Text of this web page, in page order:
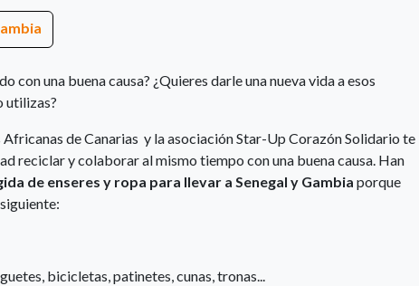
con una buena causa? ¿Quieres darle una nueva vida a esos
utilizas?
Africanas de Canarias y la asociación Star-Up Corazón Solidario te
reciclar y colaborar al mismo tiempo con una buena causa. Han
de enseres y ropa para llevar a Senegal y Gambia porque
bicicletas, patinetes, cunas, tronas...